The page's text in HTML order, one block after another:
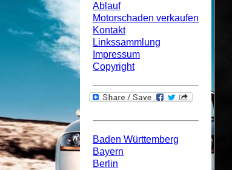
Ablauf
Motorschaden verkaufen
Kontakt
Linkssammlung
Impressum
Copyright
Baden Württemberg
Bayern
Berlin